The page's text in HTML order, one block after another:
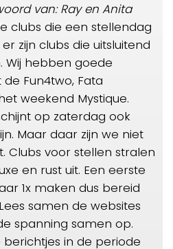
van: Ray en Anita
clubs die een stellendag
zijn clubs die uitsluitend
Wij hebben goede
Fun4two, Fata
weekend Mystique.
op zaterdag ook
Maar daar zijn we niet
Clubs voor stellen stralen
en rust uit. Een eerste
1x maken dus bereid
samen de websites
spanning samen op.
berichtjes in de periode